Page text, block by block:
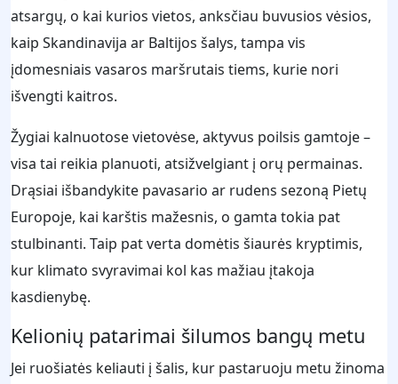
atsargų, o kai kurios vietos, anksčiau buvusios vėsios,
kaip Skandinavija ar Baltijos šalys, tampa vis
įdomesniais vasaros maršrutais tiems, kurie nori
išvengti kaitros.
Žygiai kalnuotose vietovėse, aktyvus poilsis gamtoje –
visa tai reikia planuoti, atsižvelgiant į orų permainas.
Drąsiai išbandykite pavasario ar rudens sezoną Pietų
Europoje, kai karštis mažesnis, o gamta tokia pat
stulbinanti. Taip pat verta domėtis šiaurės kryptimis,
kur klimato svyravimai kol kas mažiau įtakoja
kasdienybę.
Kelionių patarimai šilumos bangų metu
Jei ruošiatės keliauti į šalis, kur pastaruoju metu žinoma